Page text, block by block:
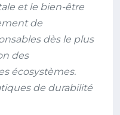
et le bien-être
de
dès le plus
des
écosystèmes.
de durabilité